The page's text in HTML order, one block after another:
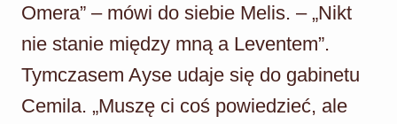
Omera” – mówi do siebie Melis. – „Nikt
nie stanie między mną a Leventem”.
Tymczasem Ayse udaje się do gabinetu
Cemila. „Muszę ci coś powiedzieć, ale